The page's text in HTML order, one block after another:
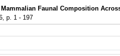
Faunal Composition
p. 1 - 197